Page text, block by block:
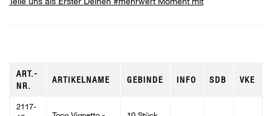
ART.-
NR.
ARTIKELNAME GEBINDE INFO SDB VKE
2117-